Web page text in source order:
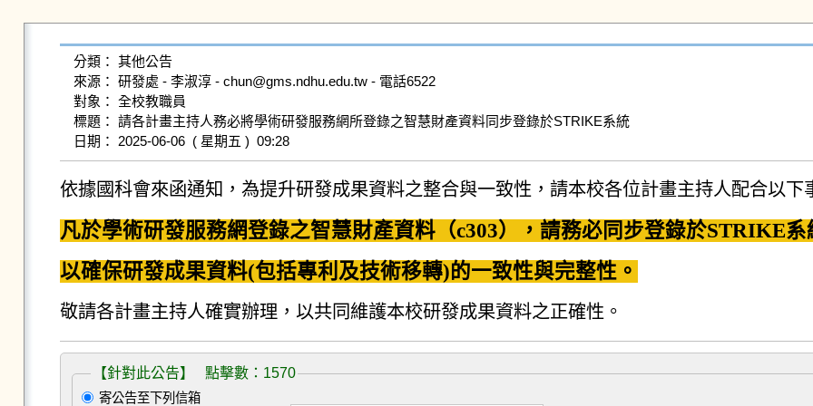
分類： 其他公告
來源： 研發處 - 李淑淳 - chun@gms.ndhu.edu.tw - 電話6522
對象： 全校教職員
標題： 請各計畫主持人務必將學術研發服務網所登錄之智慧財產資料同步登錄於STRIKE系統
日期： 2025-06-06  ( 星期五 )  09:28
依據國科會來函通知，為提升研發成果資料之整合與一致性，請本校各位計畫主持人配合以下
凡於學術研發服務網登錄之智慧財產資料（c303），請務必同步登錄於STRIKE系
以確保研發成果資料(包括專利及技術移轉)的一致性與完整性。
敬請各計畫主持人確實辦理，以共同維護本校研發成果資料之正確性。
【針對此公告】 點擊數：1570
寄公告至下列信箱